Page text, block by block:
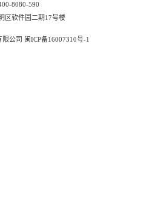
8080-590
区软件园二期17号楼
公司 闽ICP备16007310号-1